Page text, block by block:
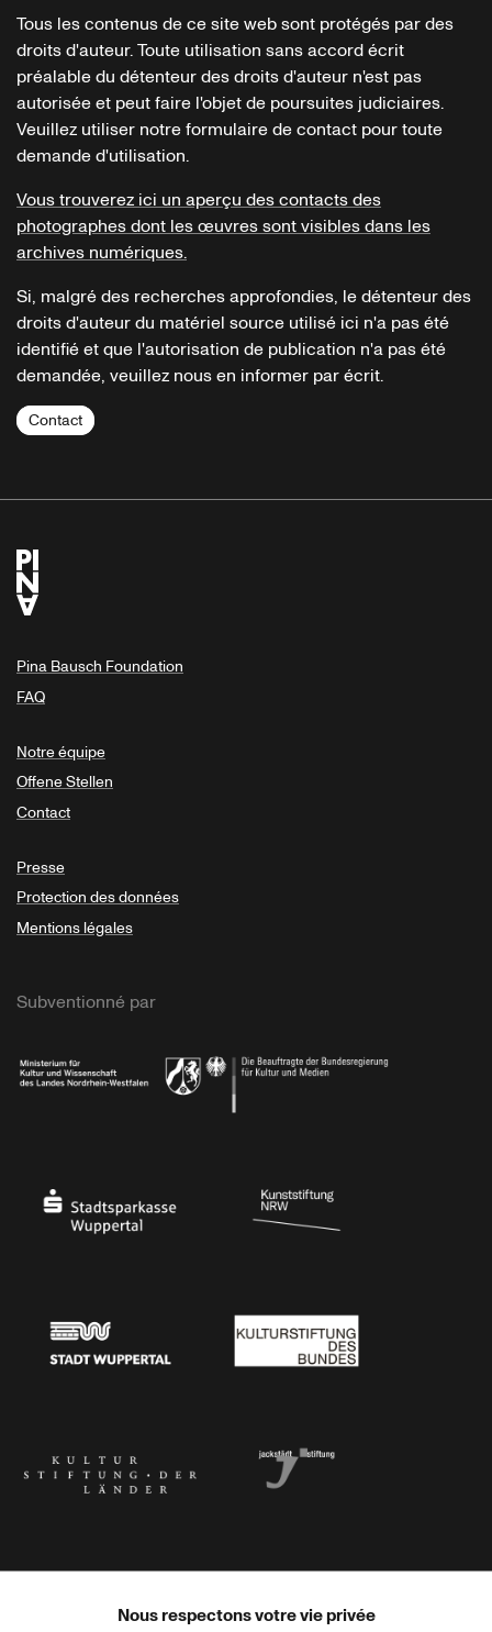
Tous les contenus de ce site web sont protégés par des
droits d'auteur. Toute utilisation sans accord écrit
préalable du détenteur des droits d'auteur n'est pas
autorisée et peut faire l'objet de poursuites judiciaires.
Veuillez utiliser notre formulaire de contact pour toute
demande d'utilisation.
Vous trouverez ici un aperçu des contacts des
photographes dont les œuvres sont visibles dans les
archives numériques.
Si, malgré des recherches approfondies, le détenteur des
droits d'auteur du matériel source utilisé ici n'a pas été
identifié et que l'autorisation de publication n'a pas été
demandée, veuillez nous en informer par écrit.
Contact
Pina Bausch Foundation
FAQ
Notre équipe
Offene Stellen
Contact
Presse
Protection des données
Mentions légales
Subventionné par
Nous respectons votre vie privée